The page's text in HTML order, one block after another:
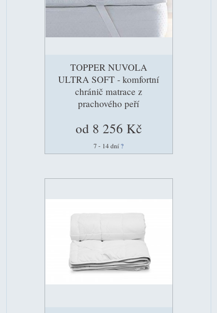
TOPPER NUVOLA
ULTRA SOFT - komfortní
chránič matrace z
prachového peří
od 8 256 Kč
7 - 14 dní ?